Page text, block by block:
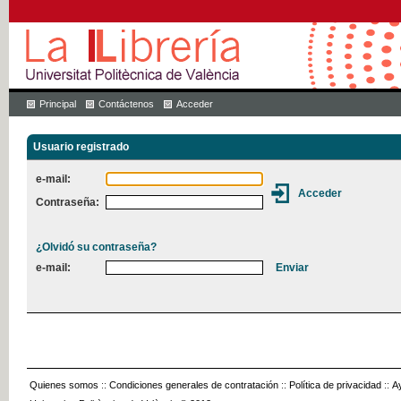
Principal Contáctenos Acceder
Usuario registrado
e-mail:
Contraseña:
¿Olvidó su contraseña?
e-mail:
Quienes somos :: Condiciones generales de contratación :: Política de privacidad ::